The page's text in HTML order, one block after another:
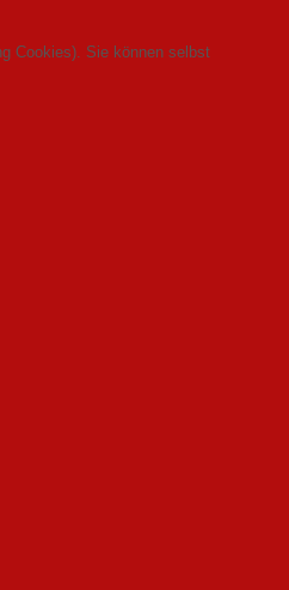
Cookies). Sie können selbst